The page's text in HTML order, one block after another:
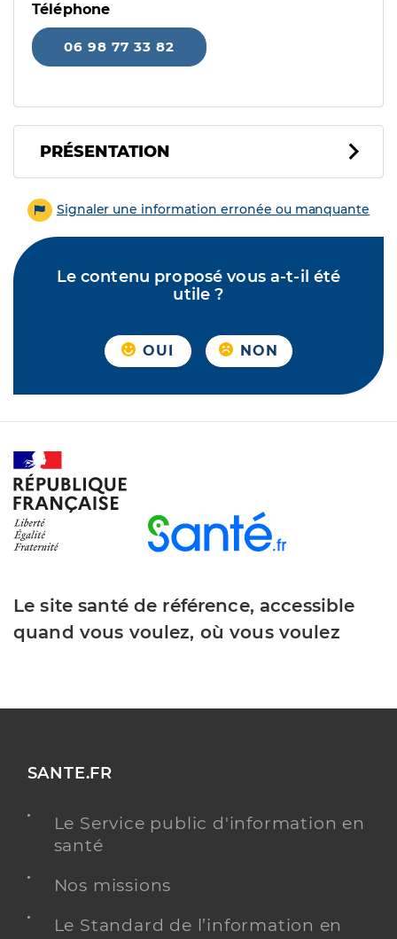
Téléphone
06 98 77 33 82
PRÉSENTATION
Signaler une information erronée ou manquante
Le contenu proposé vous a-t-il été
utile ?
OUI NON
Le site santé de référence, accessible
quand vous voulez, où vous voulez
SANTE.FR
Le Service public d'information en
santé
Nos missions
Le Standard de l’information en